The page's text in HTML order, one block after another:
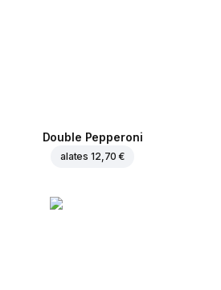
Double Pepperoni
alates 12,70 €